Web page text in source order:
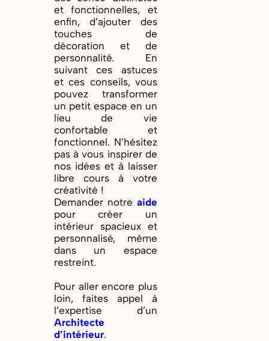
et fonctionnelles, et
enfin, d’ajouter des
touches de
décoration et de
personnalité. En
suivant ces astuces
et ces conseils, vous
pouvez transformer
un petit espace en un
lieu de vie
confortable et
fonctionnel. N’hésitez
pas à vous inspirer de
nos idées et à laisser
libre cours à votre
créativité !
Demander notre aide
pour créer un
intérieur spacieux et
personnalisé, même
dans un espace
restreint.
Pour aller encore plus
loin, faites appel à
l’expertise d’un
Architecte
d’intérieur.